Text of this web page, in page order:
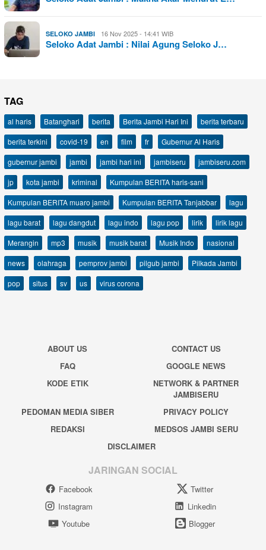
SELOKO JAMBI 16 Nov 2025 - 14:41 WIB
Seloko Adat Jambi : Nilai Agung Seloko J…
TAG
al haris Batanghari berita Berita Jambi Hari Ini
berita terbaru
berita terkini
covid-19 en film fr
Gubernur Al Haris
gubernur jambi
jambi jambi hari ini jambiseru
jambiseru.com
jp
kota jambi kriminal
Kumpulan BERITA haris-sani
Kumpulan BERITA muaro jambi
Kumpulan BERITA Tanjabbar
lagu
lagu barat
lagu dangdut lagu indo lagu pop lirik
lirik lagu
Merangin
mp3 musik musik barat Musik Indo
nasional
news
olahraga pemprov jambi pilgub jambi
Pilkada Jambi
pop
situs sv us virus corona
ABOUT US
CONTACT US
FAQ
GOOGLE NEWS
KODE ETIK
NETWORK & PARTNER
JAMBISERU
PEDOMAN MEDIA SIBER
PRIVACY POLICY
REDAKSI
MEDSOS JAMBI SERU
DISCLAIMER
JARINGAN SOCIAL
Facebook
Twitter
Instagram
Linkedin
Youtube
Blogger